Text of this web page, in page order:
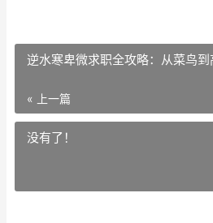
逆水寒卑微求职全攻略：从菜鸟
« 上一篇
没有了！